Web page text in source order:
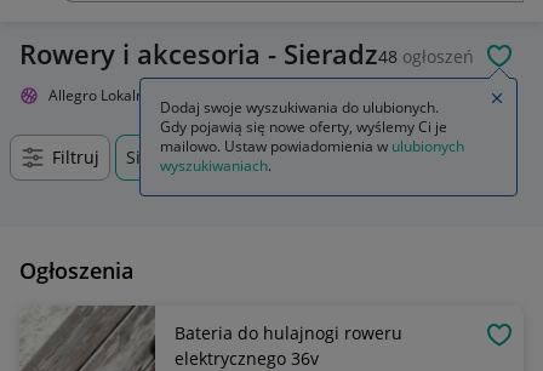
Rowery i akcesoria - Sieradz48 ogłoszeń
Allegro Lokalnie
Filtruj Sieradz, Łódzkie, +0 km
Ogłoszenia
Bateria do hulajnogi roweru
elektrycznego 36v
Dodaj swoje wyszukiwania do ulubionych.
Gdy pojawią się nowe oferty, wyślemy Ci je
mailowo. Ustaw powiadomienia w ulubionych
wyszukiwaniach.